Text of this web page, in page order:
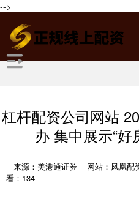
-->
杠杆配资公司网站
办 集中展示“好
来源：美港通证券 网站：凤凰配
看：134